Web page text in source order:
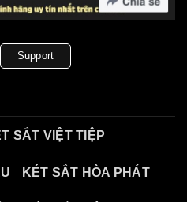
Support
SẮT VIỆT TIỆP
KÉT SẮT HÒA PHÁT